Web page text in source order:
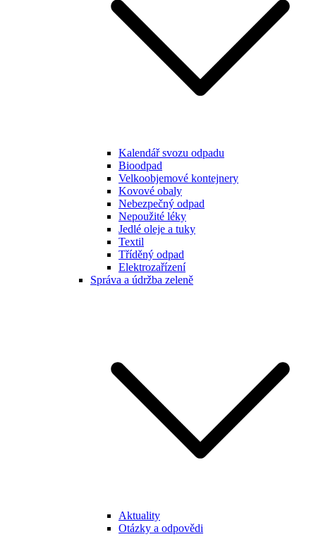
Kalendář svozu odpadu
Bioodpad
Velkoobjemové kontejnery
Kovové obaly
Nebezpečný odpad
Nepoužité léky
Jedlé oleje a tuky
Textil
Tříděný odpad
Elektrozařízení
Správa a údržba zeleně
Aktuality
Otázky a odpovědi